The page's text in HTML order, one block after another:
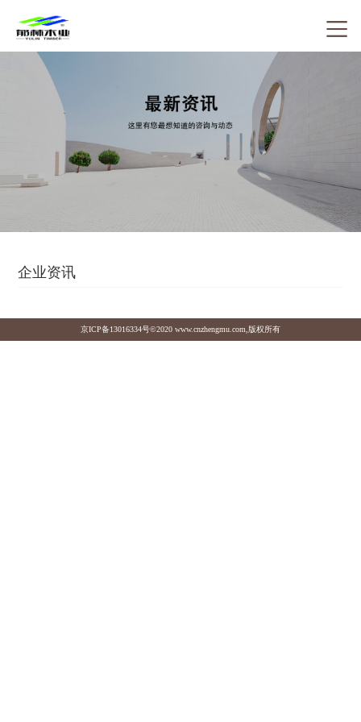
企业资讯
京ICP备13016334号©2020 www.cnzhengmu.com,版权所有